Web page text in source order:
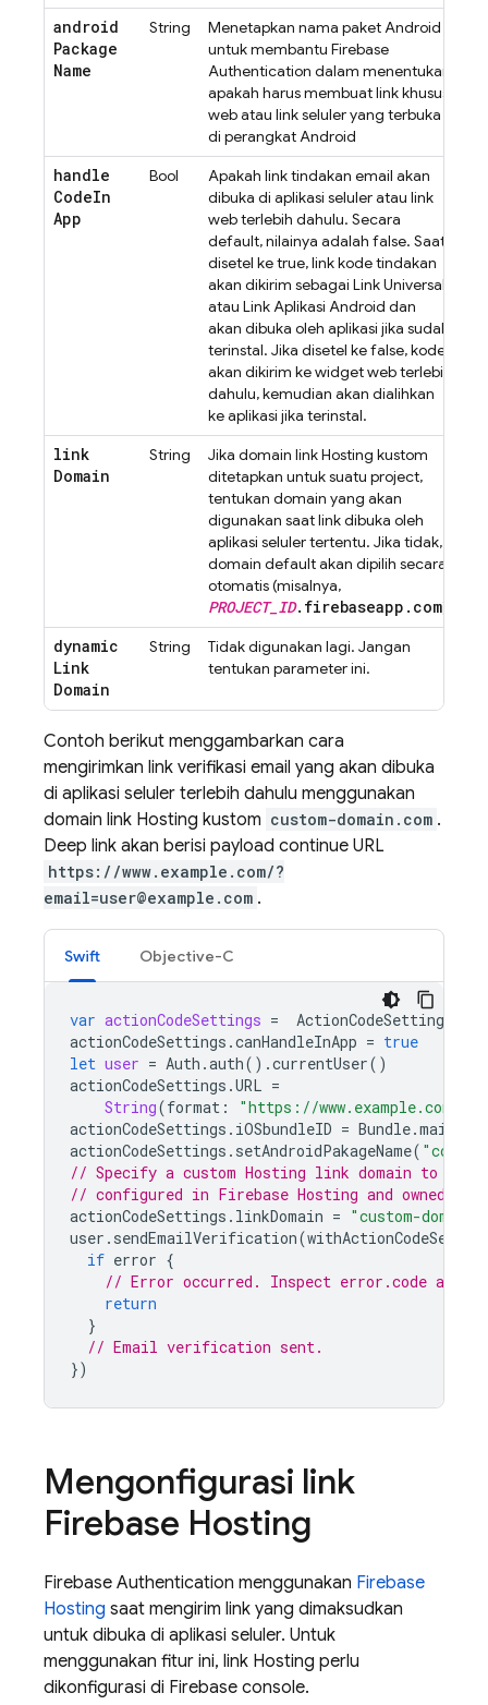
android
Package
Name
String
Menetapkan nama paket Android
untuk membantu Firebase
Authentication dalam menentukan
apakah harus membuat link khusus
web atau link seluler yang terbuka
di perangkat Android
handle
CodeIn
App
Bool
Apakah link tindakan email akan
dibuka di aplikasi seluler atau link
web terlebih dahulu. Secara
default, nilainya adalah false. Saat
disetel ke true, link kode tindakan
akan dikirim sebagai Link Universal
atau Link Aplikasi Android dan
akan dibuka oleh aplikasi jika sudah
terinstal. Jika disetel ke false, kode
akan dikirim ke widget web terlebih
dahulu, kemudian akan dialihkan
ke aplikasi jika terinstal.
link
Domain
String
Jika domain link Hosting kustom
ditetapkan untuk suatu project,
tentukan domain yang akan
digunakan saat link dibuka oleh
aplikasi seluler tertentu. Jika tidak,
domain default akan dipilih secara
otomatis (misalnya,
PROJECT_ID.firebaseapp.com).
dynamic
Link
Domain
String
Tidak digunakan lagi. Jangan
tentukan parameter ini.
Contoh berikut menggambarkan cara
mengirimkan link verifikasi email yang akan dibuka
di aplikasi seluler terlebih dahulu menggunakan
domain link Hosting kustom custom-domain.com .
Deep link akan berisi payload continue URL
https://www.example.com/?
email=user@example.com .
Swift Objective-C
var actionCodeSettings = ActionCodeSettings
actionCodeSettings .canHandleInApp = true
let user = Auth .auth().currentUser()
actionCodeSettings .URL =
String(format :
"https://www.example.com/
actionCodeSettings . iOSbundleID = Bundle.main
actionCodeSettings . setAndroidPakageName(
// Specify a custom Hosting link domain to use.
// configured in Firebase Hosting and owned
actionCodeSettings . linkDomain = "custom-
user . sendEmailVerification(
if error {
// Error occurred. Inspect error.code and
return
}
// Email verification sent.
})
Mengonfigurasi link
Firebase Hosting
Firebase Authentication menggunakan Firebase
Hosting saat mengirim link yang dimaksudkan
untuk dibuka di aplikasi seluler. Untuk
menggunakan fitur ini, link Hosting perlu
dikonfigurasi di Firebase console.